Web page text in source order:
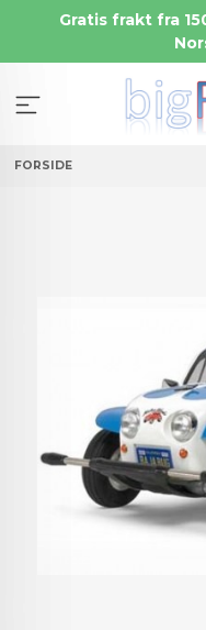
Gratis frakt fra
FORSIDE